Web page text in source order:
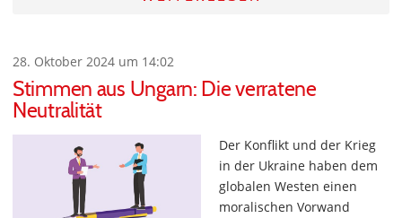
28. Oktober 2024 um 14:02
Stimmen aus Ungarn: Die verratene
Neutralität
Der Konflikt und der Krieg
in der Ukraine haben dem
globalen Westen einen
moralischen Vorwand